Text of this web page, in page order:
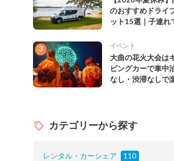
のおすすめドライ
ット15選｜子連れ
ルメ・温泉を徹底
3 イベント
大曲の花火大会は
ピングカーで車中
なし・渋滞なしで
カテゴリーから探す
レンタル・カーシェア 110